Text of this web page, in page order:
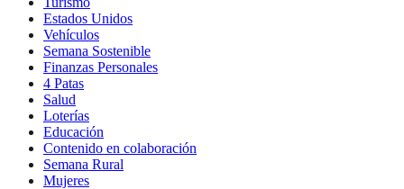
Estados Unidos
Vehículos
Semana Sostenible
Finanzas Personales
4 Patas
Salud
Loterías
Educación
Contenido en colaboración
Semana Rural
Mujeres